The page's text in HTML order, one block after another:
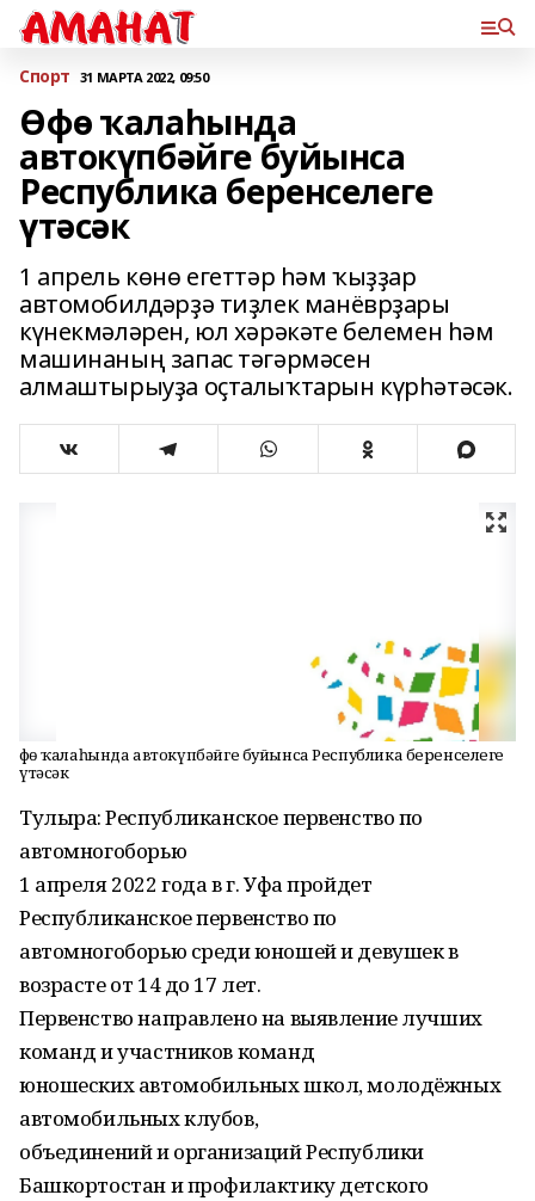
Спорт 31 МАРТА 2022, 09:50
Өфө ҡалаһында
автокүпбәйге буйынса
Республика беренселеге
үтәсәк
1 апрель көнө егеттәр һәм ҡыҙҙар
автомобилдәрҙә тиҙлек манёврҙары
күнекмәләрен, юл хәрәкәте белемен һәм
машинаның запас тәгәрмәсен
алмаштырыуҙа оҫталыҡтарын күрһәтәсәк.
Өфө ҡалаһында автокүпбәйге буйынса Республика беренселеге
үтәсәк
Тулыраҡ: Республиканское первенство по
автомногоборью
1 апреля 2022 года в г. Уфа пройдет
Республиканское первенство по
автомногоборью среди юношей и девушек в
возрасте от 14 до 17 лет.
Первенство направлено на выявление лучших
команд и участников команд
юношеских автомобильных школ, молодёжных
автомобильных клубов,
объединений и организаций Республики
Башкортостан и профилактику детского